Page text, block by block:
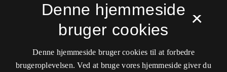
×
Denne hjemmeside
bruger cookies
Denne hjemmeside bruger cookies til at forbedre
brugeroplevelsen. Ved at bruge vores hjemmeside giver du